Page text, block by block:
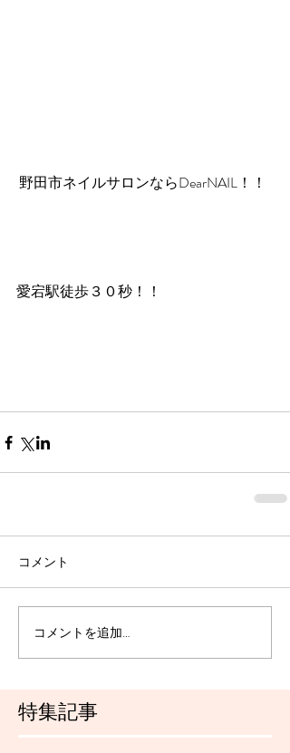
特集記事
野田市ネイルサロンならDearNAIL！！
愛宕駅徒歩３０秒！！
コメント
コメントを追加…